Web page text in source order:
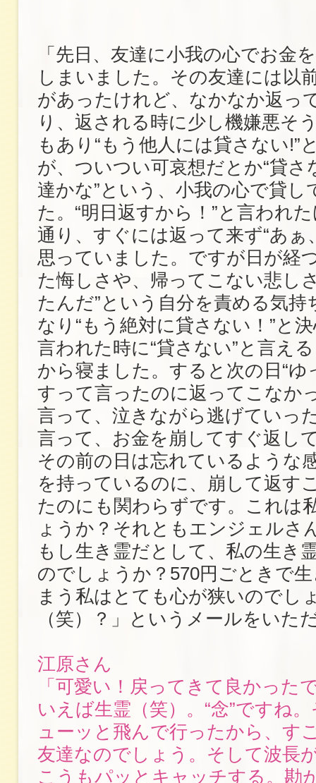
「先日、友達に小我の心でお金
しまいました。その友達には以
があったけれど、なかなか返っ
り、返される時に少し機嫌悪そ
もあり“もう他人には貸さない!”
が、ついつい可哀想だとか“貸さ
達かな”という、小我の心で貸し
た。“明日返すから！”と言われ
通り、すぐには返って来ず“あぁ
思っていました。ですが日が経
た悔しさや、帰ってこない悲し
たんだ”という自分を責める気持
なり“もう絶対に貸さない！”と
言われた時に“貸さない”と言え
から寝ました。すると次の日“ゆ
すって言ったのに返ってこなか
言って、泣きながら逃げていっ
言って、お金を崩してすぐ返し
その前の日は忘れているような
を持っているのに、崩して返す
たのにも関わらずです。これは
ょうか？それともエンジェルさ
もし生き霊だとして、私の生き
のでしょうか？570円ごときで
まう私はとても心が狭いのでし
（笑）？」というメールをいた
江原さん
「可愛い！戻ってきて良かった
いえば生霊（笑）。“念”ですね
ューッと飛んで行ったから、す
友達なのでしょう。そして波長
こうもパッとキャッチする。勘